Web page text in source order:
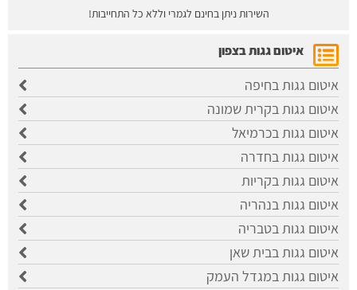
השירות ניתן בחינם לגמרי וללא כל התחייבות!
איטום גגות בצפון
איטום גגות בחיפה
איטום גגות בקרית שמונה
איטום גגות בכרמיאל
איטום גגות בחדרה
איטום גגות בקריות
איטום גגות בנהריה
איטום גגות בטבריה
איטום גגות בבית שאן
איטום גגות במגדל העמק